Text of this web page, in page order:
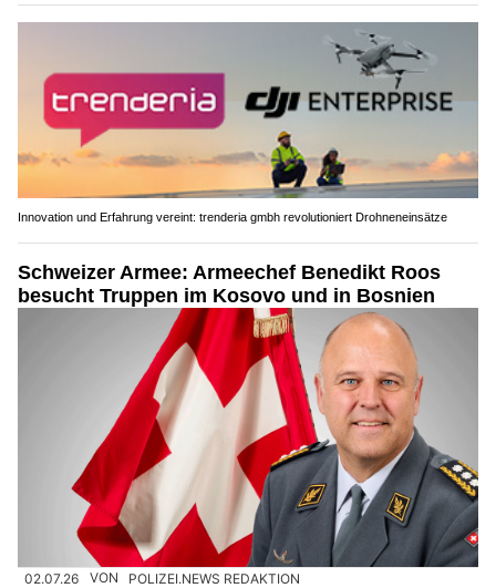
Innovation und Erfahrung vereint: trenderia gmbh revolutioniert Drohneneinsätze
Schweizer Armee: Armeechef Benedikt Roos
besucht Truppen im Kosovo und in Bosnien
02.07.26 VON POLIZEI.NEWS REDAKTION